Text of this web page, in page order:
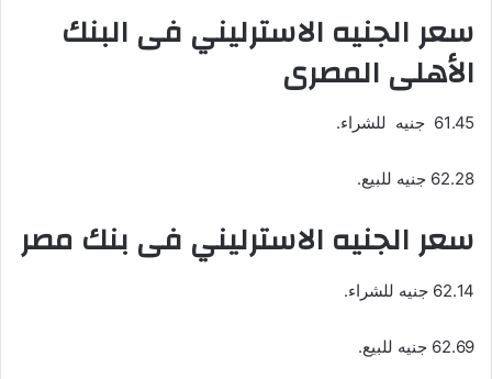
سعر الجنيه الاسترليني فى البنك
الأهلى المصرى
61.45 جنيه للشراء.
62.28 جنيه للبيع.
سعر الجنيه الاسترليني فى بنك مصر
62.14 جنيه للشراء.
62.69 جنيه للبيع.